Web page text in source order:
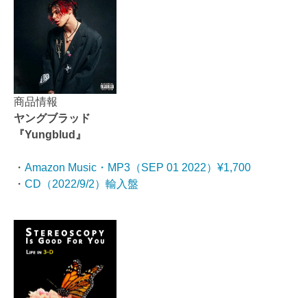
商品情報
ヤングブラッド
『Yungblud』
・ Amazon Music・MP3（SEP 01 2022）¥1,700
・ CD（2022/9/2）輸入盤